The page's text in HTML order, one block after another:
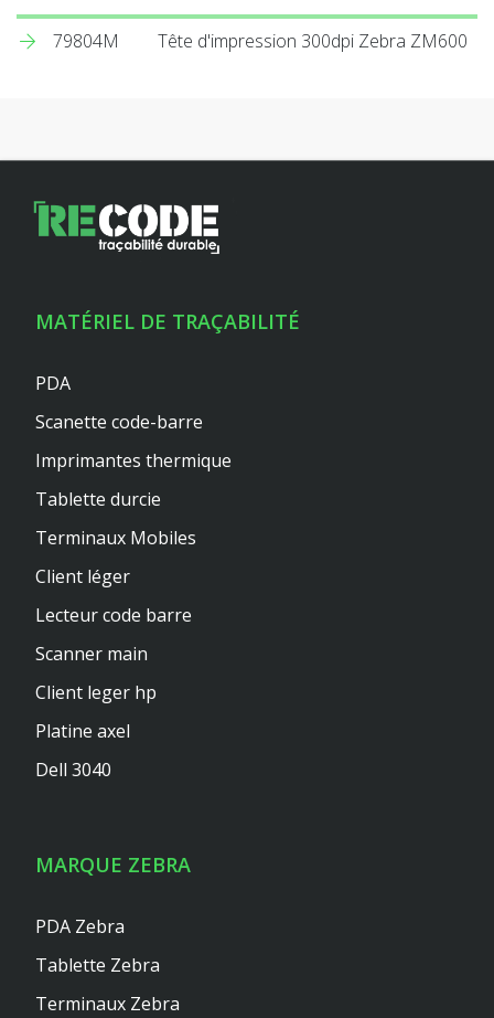
79804M Tête d'impression 300dpi Zebra ZM600
MATÉRIEL DE TRAÇABILITÉ
PDA
Scanette code-barre
Imprimantes thermique
Tablette durcie
Terminaux Mobiles
Client léger
Lecteur code barre
Scanner main
Client leger hp
Platine axel
Dell 3040
MARQUE ZEBRA
PDA Zebra
Tablette Zebra
Terminaux Zebra